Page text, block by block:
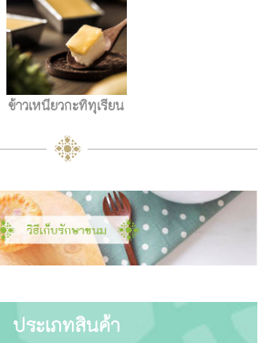
ข้าวเหนียวกะทิทุเรียน
ประเภทสินค้า